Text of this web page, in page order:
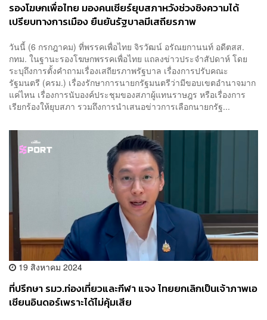
รองโฆษกเพื่อไทย มองคนเชียร์ยุบสภาหวังช่วงชิงความได้
เปรียบทางการเมือง ยืนยันรัฐบาลมีเสถียรภาพ
วันนี้ (6 กรกฎาคม) ที่พรรคเพื่อไทย จิรวัฒน์ อรัณยกานนท์ อดีตสส.
กทม. ในฐานะรองโฆษกพรรคเพื่อไทย แถลงข่าวประจำสัปดาห์ โดย
ระบุถึงการตั้งคำถามเรื่องเสถียรภาพรัฐบาล เรื่องการปรับคณะ
รัฐมนตรี (ครม.) เรื่องรักษาการนายกรัฐมนตรีว่ามีขอบเขตอำนาจมาก
แค่ไหน เรื่องการนับองค์ประชุมของสภาผู้แทนราษฎร หรือเรื่องการ
เรียกร้องให้ยุบสภา รวมถึงการนำเสนอข่าวการเลือกนายกรัฐ...
19 สิงหาคม 2024
ที่ปรึกษา รมว.ท่องเที่ยวและกีฬา แจง ไทยยกเลิกเป็นเจ้าภาพเอ
เชียนอินดอร์เพราะได้ไม่คุ้มเสีย